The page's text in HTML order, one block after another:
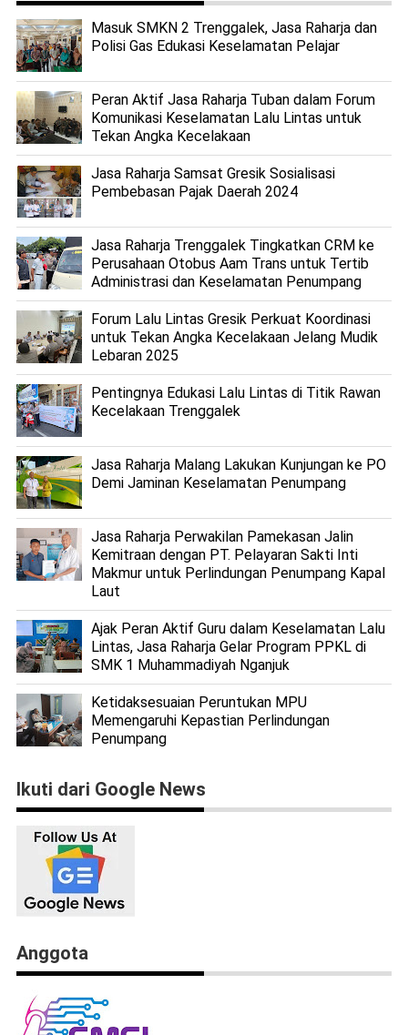
Masuk SMKN 2 Trenggalek, Jasa Raharja dan
Polisi Gas Edukasi Keselamatan Pelajar
Peran Aktif Jasa Raharja Tuban dalam Forum
Komunikasi Keselamatan Lalu Lintas untuk
Tekan Angka Kecelakaan
Jasa Raharja Samsat Gresik Sosialisasi
Pembebasan Pajak Daerah 2024
Jasa Raharja Trenggalek Tingkatkan CRM ke
Perusahaan Otobus Aam Trans untuk Tertib
Administrasi dan Keselamatan Penumpang
Forum Lalu Lintas Gresik Perkuat Koordinasi
untuk Tekan Angka Kecelakaan Jelang Mudik
Lebaran 2025
Pentingnya Edukasi Lalu Lintas di Titik Rawan
Kecelakaan Trenggalek
Jasa Raharja Malang Lakukan Kunjungan ke PO
Demi Jaminan Keselamatan Penumpang
Jasa Raharja Perwakilan Pamekasan Jalin
Kemitraan dengan PT. Pelayaran Sakti Inti
Makmur untuk Perlindungan Penumpang Kapal
Laut
Ajak Peran Aktif Guru dalam Keselamatan Lalu
Lintas, Jasa Raharja Gelar Program PPKL di
SMK 1 Muhammadiyah Nganjuk
Ketidaksesuaian Peruntukan MPU
Memengaruhi Kepastian Perlindungan
Penumpang
Ikuti dari Google News
Anggota